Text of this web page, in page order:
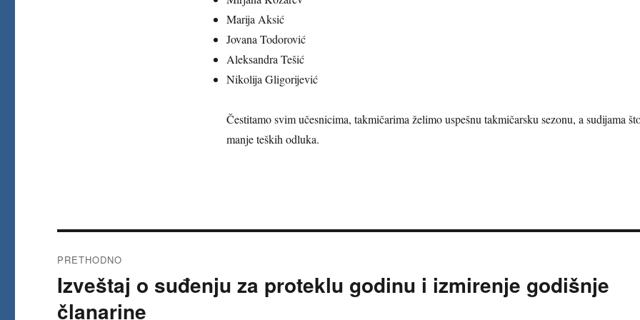
Marija Aksić
Jovana Todorović
Aleksandra Tešić
Nikolija Gligorijević
Čestitamo svim učesnicima, takmičarima želimo uspešnu takmičarsku sezonu, a sudijama
manje teških odluka.
članka
PRETHODNO
Prethodni
članak:
Izveštaj o suđenju za proteklu godinu i izmirenje godišnje
članarine